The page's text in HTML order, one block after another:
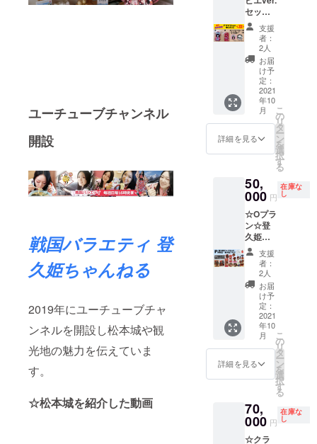
ユーチューブチャンネル
開設
戦国バラエティ 登
久姫ちゃんねる
2019年にユーチューブチャ
ンネルを開設し松本城や観
光地の魅力を伝えていま
す。
☆松本城を紹介した動画
希望の
方はお
知らせ
下さ
い。
帳の内
側は白
紙タイ
プ。サ
イズは
大判サ
イズ(横
12cm×
18cm)
※豆掛軸
サイズ
9.5cm)
※メモ帳
(縦
15cm×
横
10.5cm
) ※缶
バッチ
サイズ
(38mm)
※登久姫
シール
サイズ
(60mm)
欄への
記載＊
前を入
れます
ので、
ンを宅
配便に
てお送
り致し
ます。
※掛軸内
の絵の
サイズ
がA4と
なりま
す。 掛
軸本体
高さ 約
90cm)
※オー
ダーメ
イドの
ためデ
ザイン
は合成
です。
実際の
商品と
は異な
りま
す。 ＊
備考欄
への記
載＊ ・
ム可)を
お知ら
品。床
の間に
飾れる
本物の
高級掛
軸で
す。 今
後販売
の予定
はあり
ません
・お礼
デザイ
ンの本
格掛軸
(A3) ・
桐箱 ※
リター
ンを宅
配便に
てお送
り致し
ます。
※掛軸内
の絵の
サイズ
がA3と
なりま
す。 掛
47cm×
高さ 約
セット
①☆ ・
お礼の
御手紙
・ハー
トフ
レーク
キーホ
ルダー
・アマ
ビエver.
缶バッ
ジ(ラン
ダムで1
※Lisapy
on♡
(https://
camp-
fire.jp/p
rofile/Li
sapyon
426/pro
jects)
と共同
制作し
たコラ
ボ限定
商品に
なりま
す。 ※
リター
致しま
す。 ※
缶バッ
支援
者：
2人
お届
け予
定：
2021
年10
月
詳細を見る
こ
の
リ
タ
ー
ン
を
選
択
す
る
50,
000 円
在庫な
し
☆Oプラ
ン☆登
久姫
グッズ
コンプ
リート
セット
グッズ5
点にサ
イン ・
【非売
品】ア
クリル
フィ
ギュア
定品】
メタ
リック
缶バッ
支援
者：
2人
お届
け予
定：
2021
年10
月
詳細を見る
こ
の
リ
タ
ー
ン
を
選
択
す
る
70,
000 円
在庫な
し
☆クラ